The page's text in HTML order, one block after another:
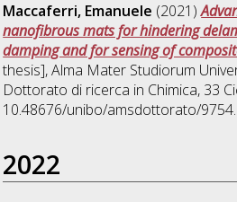
Maccaferri, Emanuele (2021)
nanofibrous mats for hindering
damping and for sensing of
thesis], Alma Mater Studiorum
Dottorato di ricerca in Chimica, 33
10.48676/unibo/amsdottorato/9754.
2022